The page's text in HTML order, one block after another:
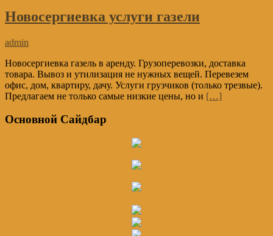
Новосергиевка услуги газели
admin
Новосергиевка газель в аренду. Грузоперевозки, доставка
товара. Вывоз и утилизация не нужных вещей. Перевезем
офис, дом, квартиру, дачу. Услуги грузчиков (только трезвые).
Предлагаем не только самые низкие цены, но и […]
Основной Сайдбар